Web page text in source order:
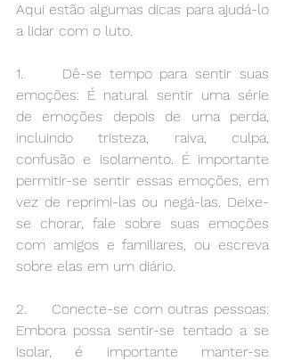
Aqui estão algumas dicas para ajudá-lo
a lidar com o luto.
1.     Dê-se tempo para sentir suas
emoções: É natural sentir uma série
de emoções depois de uma perda,
incluindo tristeza, raiva, culpa,
confusão e isolamento. É importante
permitir-se sentir essas emoções, em
vez de reprimi-las ou negá-las. Deixe-
se chorar, fale sobre suas emoções
com amigos e familiares, ou escreva
sobre elas em um diário.
2.     Conecte-se com outras pessoas:
Embora possa sentir-se tentado a se
isolar, é importante manter-se